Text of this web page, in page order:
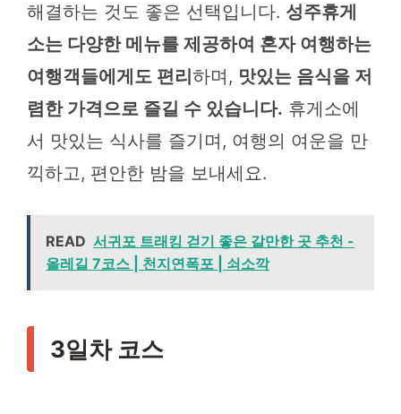
해결하는 것도 좋은 선택입니다. 성주휴게
소는 다양한 메뉴를 제공하여 혼자 여행하는
여행객들에게도 편리하며, 맛있는 음식을 저
렴한 가격으로 즐길 수 있습니다. 휴게소에
서 맛있는 식사를 즐기며, 여행의 여운을 만
끽하고, 편안한 밤을 보내세요.
READ 서귀포 트래킹 걷기 좋은 갈만한 곳 추천 -
올레길 7코스 | 천지연폭포 | 쇠소깍
3일차 코스